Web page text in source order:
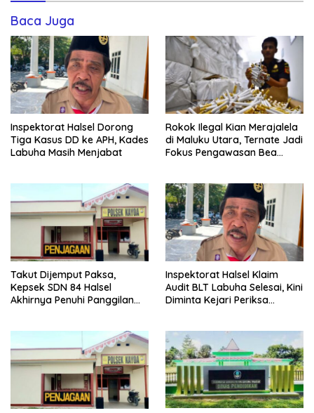
Baca Juga
Inspektorat Halsel Dorong
Tiga Kasus DD ke APH, Kades
Labuha Masih Menjabat
Rokok Ilegal Kian Merajalela
di Maluku Utara, Ternate Jadi
Fokus Pengawasan Bea
Takut Dijemput Paksa,
Kepsek SDN 84 Halsel
Akhirnya Penuhi Panggilan
Inspektorat Halsel Klaim
Audit BLT Labuha Selesai, Kini
Diminta Kejari Periksa